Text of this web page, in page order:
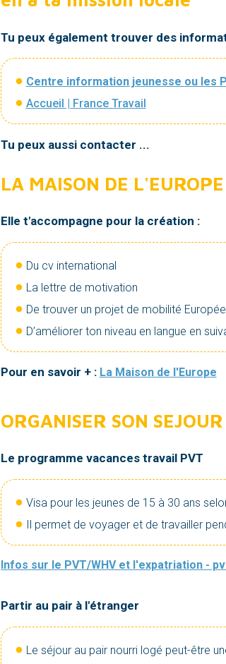
Tu peux également trouver des
Centre information jeunesse ou les
Accueil | France Travail
Tu peux aussi contacter ...
LA MAISON DE L'EUROPE
Elle t'accompagne pour la création :
Du cv international
La lettre de motivation
De trouver un projet de mobilité
D’améliorer ton niveau en langue en
Pour en savoir + : La Maison de l'Europe
ORGANISER SON
Le programme vacances travail PVT
Visa pour les jeunes de 15 à 30 ans
Il permet de voyager et de travailler
Infos sur le PVT/WHV et l'expatriation -
Partir au pair à l'étranger
Le séjour au pair nourri logé peut-être